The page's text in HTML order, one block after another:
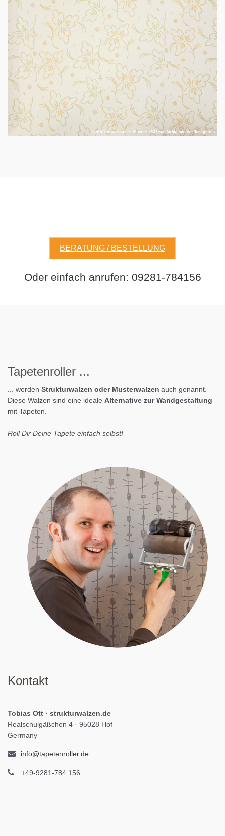
BERATUNG / BESTELLUNG
Oder einfach anrufen: 09281-784156
Tapetenroller ...
... werden Strukturwalzen oder Musterwalzen auch genannt.
Diese Walzen sind eine ideale Alternative zur Wandgestaltung
mit Tapeten.
Roll Dir Deine Tapete einfach selbst!
Kontakt
Tobias Ott · strukturwalzen.de
Realschulgäßchen 4 · 95028 Hof
Germany
info@tapetenroller.de
+49-9281-784 156